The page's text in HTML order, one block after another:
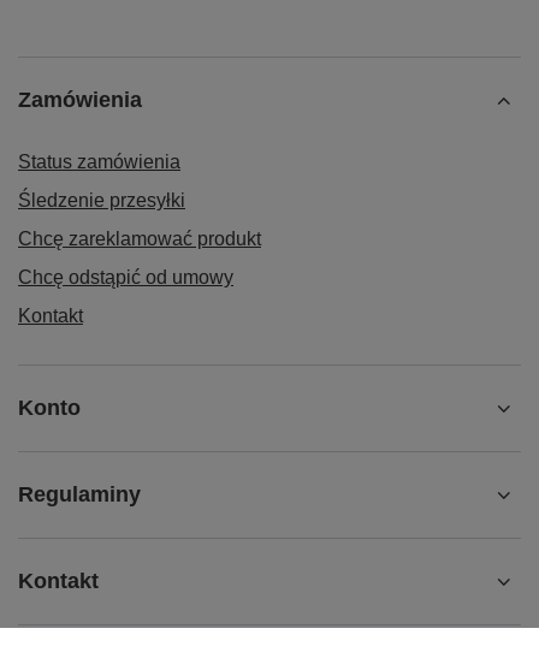
Zamówienia
Status zamówienia
Śledzenie przesyłki
Chcę zareklamować produkt
Chcę odstąpić od umowy
Kontakt
Konto
Regulaminy
Kontakt